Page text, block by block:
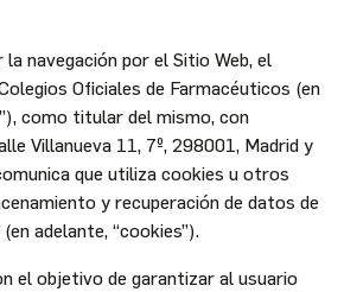
navegación por el Sitio Web, el
Oficiales de Farmacéuticos (en
como titular del mismo, con
Villanueva 11, 7º, 298001, Madrid y
que utiliza cookies u otros
y recuperación de datos de
adelante, “cookies”).
el objetivo de garantizar al usuario